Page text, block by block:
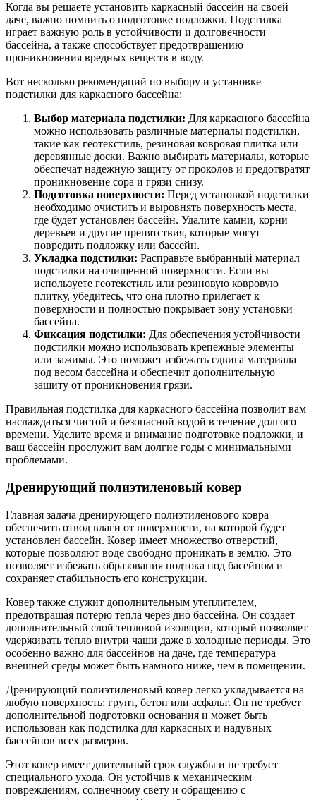
Когда вы решаете установить каркасный бассейн на своей
даче, важно помнить о подготовке подложки. Подстилка
играет важную роль в устойчивости и долговечности
бассейна, а также способствует предотвращению
проникновения вредных веществ в воду.
Вот несколько рекомендаций по выбору и установке
подстилки для каркасного бассейна:
Выбор материала подстилки: Для каркасного бассейна
можно использовать различные материалы подстилки,
такие как геотекстиль, резиновая ковровая плитка или
деревянные доски. Важно выбирать материалы, которые
обеспечат надежную защиту от проколов и предотвратят
проникновение сора и грязи снизу.
Подготовка поверхности: Перед установкой подстилки
необходимо очистить и выровнять поверхность места,
где будет установлен бассейн. Удалите камни, корни
деревьев и другие препятствия, которые могут
повредить подложку или бассейн.
Укладка подстилки: Расправьте выбранный материал
подстилки на очищенной поверхности. Если вы
используете геотекстиль или резиновую ковровую
плитку, убедитесь, что она плотно прилегает к
поверхности и полностью покрывает зону установки
бассейна.
Фиксация подстилки: Для обеспечения устойчивости
подстилки можно использовать крепежные элементы
или зажимы. Это поможет избежать сдвига материала
под весом бассейна и обеспечит дополнительную
защиту от проникновения грязи.
Правильная подстилка для каркасного бассейна позволит вам
наслаждаться чистой и безопасной водой в течение долгого
времени. Уделите время и внимание подготовке подложки, и
ваш бассейн прослужит вам долгие годы с минимальными
проблемами.
Дренирующий полиэтиленовый ковер
Главная задача дренирующего полиэтиленового ковра —
обеспечить отвод влаги от поверхности, на которой будет
установлен бассейн. Ковер имеет множество отверстий,
которые позволяют воде свободно проникать в землю. Это
позволяет избежать образования подтока под басейном и
сохраняет стабильность его конструкции.
Ковер также служит дополнительным утеплителем,
предотвращая потерю тепла через дно бассейна. Он создает
дополнительный слой тепловой изоляции, который позволяет
удерживать тепло внутри чаши даже в холодные периоды. Это
особенно важно для бассейнов на даче, где температура
внешней среды может быть намного ниже, чем в помещении.
Дренирующий полиэтиленовый ковер легко укладывается на
любую поверхность: грунт, бетон или асфальт. Он не требует
дополнительной подготовки основания и может быть
использован как подстилка для каркасных и надувных
бассейнов всех размеров.
Этот ковер имеет длительный срок службы и не требует
специального ухода. Он устойчив к механическим
повреждениям, солнечному свету и обращению с